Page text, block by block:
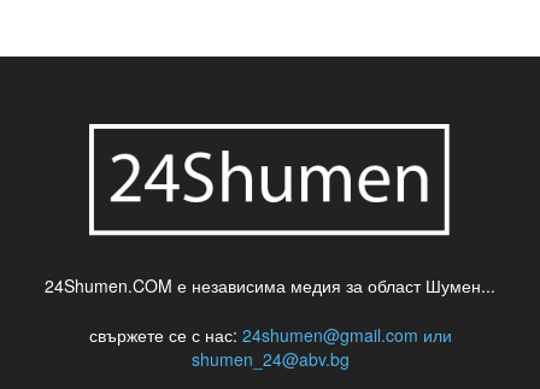
24Shumen.COM е независима медия за област Шумен...
свържете се с нас: 24shumen@gmail.com или
shumen_24@abv.bg